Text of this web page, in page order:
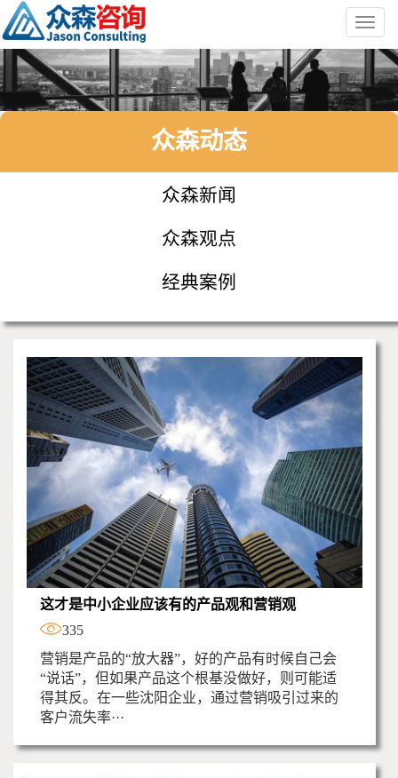
众森动态
众森新闻
众森观点
经典案例
这才是中小企业应该有的产品观和营销观
335
营销是产品的“放大器”，好的产品有时候自己会
“说话”，但如果产品这个根基没做好，则可能适
得其反。在一些沈阳企业，通过营销吸引过来的
客户流失率···